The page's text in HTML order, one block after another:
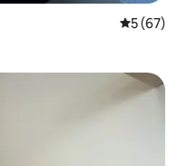
औसत रेटिंग
5 (67)